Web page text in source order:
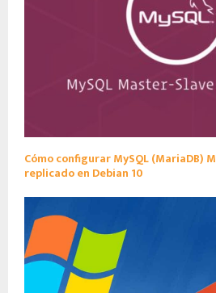
Cómo configurar MySQL (MariaDB)
replicado en Debian 10